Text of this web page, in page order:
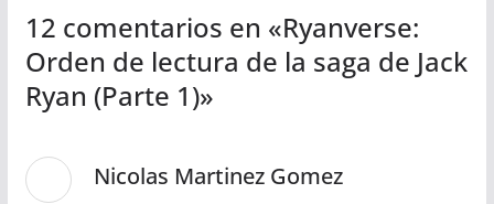
12 comentarios en «Ryanverse:
Orden de lectura de la saga de Jack
Ryan (Parte 1)»
Nicolas Martinez Gomez